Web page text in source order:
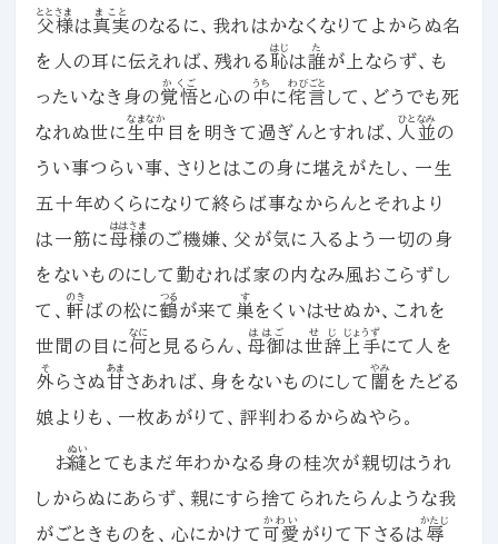
父様
ととさま
は真実
まこと
のなるに、我れはかなくなりてよからぬ名
を人の耳に伝えれば、残れる 恥
はじ
は誰
た
が上ならず、も
ったいなき身の覚悟
かくご
と心の 中
うち
に侘言
わびごと
して、どうでも死
なれぬ世に生中
なまなか
目を明きて過ぎんとすれば、 人並
ひとなみ
の
うい事つらい事、さりとはこの身に堪えがたし、一生
五十年めくらになりて終らば事なからんとそれより
は一筋に母様
ははさま
のご機嫌、父が気に入るよう一切の身
をないものにして勤むれば家の内なみ風おこらずし
て、 軒
のき
ばの松に鶴
つる
が来て 巣
す
をくいはせぬか、これを
世間の目に何
なに
と見るらん、 母御
ははご
は世辞
せじ
上手
じょうず
にて人を
外
そ
らさぬ甘
あま
さあれば、身をないものにして 闇
やみ
をたどる
娘よりも、一枚あがりて、評判わるからぬやら。
お縫
ぬい
とてもまだ年わかなる身の桂次が親切はうれ
しからぬにあらず、親にすら捨てられたらんような我
がごときものを、心にかけて 可愛
かわい
がりて下さるは 辱
かたじ